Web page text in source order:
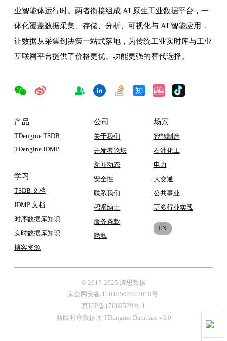
业智能体运行时。两者衔接组成 AI 原生工业数据平台，一
体化覆盖数据采集、存储、分析、可视化与 AI 智能应用，
让数据从采集到决策一站式落地，为传统工业实时库与工业
互联网平台提供了价格更优、功能更强的替代选择。
产品
TDengine TSDB
TDengine IDMP
学习
TSDB 文档
IDMP 文档
时序数据库知识
实时数据库知识
博客资源
公司
关于我们
开发者论坛
新闻动态
安全性
联系我们
招贤纳士
服务条款
隐私
场景
智能制造
石油化工
电力
大交通
公共事业
更多行业实践
EN
© 2017-2025 涛思数据
京公网安备 11010502047618号
京ICP备17069529号-1
新版时序数据库 TDengine Database v3.0